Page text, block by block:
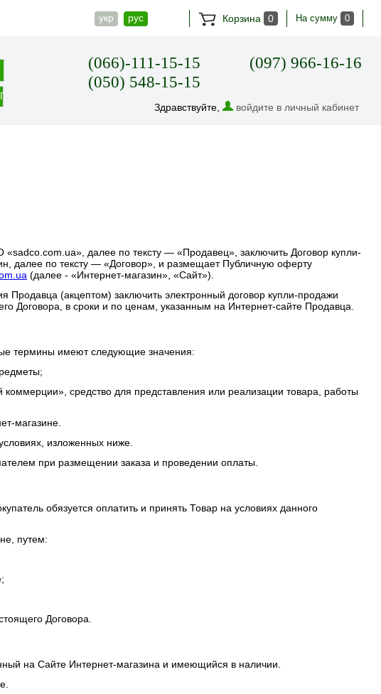
укр рус Корзина 0 На сумму 0
(066)-111-15-15
(050) 548-15-15
(097) 966-16-16
Здравствуйте, войдите в личный кабинет
далее по тексту — «Продавец», заключить Договор купли-
далее по тексту — «Договор», и размещает Публичную оферту
(далее - «Интернет-магазин», «Сайт»).
(акцептом) заключить электронный договор купли-продажи
Договора, в сроки и по ценам, указанным на Интернет-сайте Продавца.
термины имеют следующие значения:
средство для представления или реализации товара, работы
магазине.
изложенных ниже.
при размещении заказа и проведении оплаты.
обязуется оплатить и принять Товар на условиях данного
путем:
Договора.
на Сайте Интернет-магазина и имеющийся в наличии.